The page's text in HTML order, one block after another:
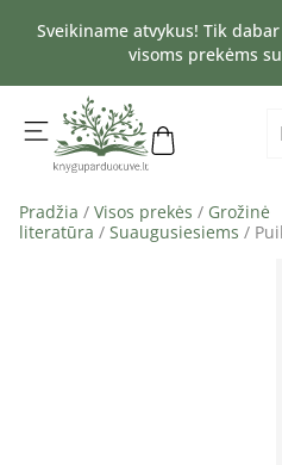
Sveikiname atvykus! Tik
visoms prekėms
Pradžia / Visos prekės / Grožinė
literatūra / Suaugusiesiems /